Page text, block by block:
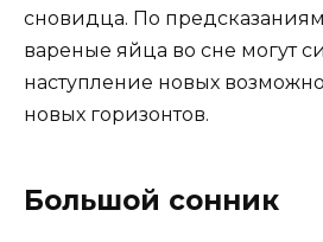
сновидца. По
вареные яйца во сне могут
наступление новых
новых горизонтов.
Большой сонник